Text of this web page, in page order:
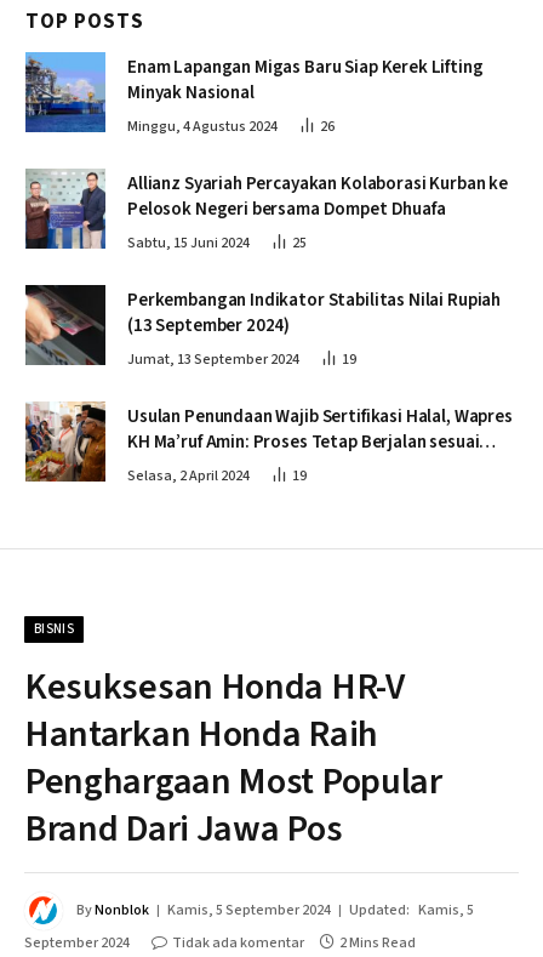
TOP POSTS
Enam Lapangan Migas Baru Siap Kerek Lifting
Minyak Nasional
Minggu, 4 Agustus 2024 26
Allianz Syariah Percayakan Kolaborasi Kurban ke
Pelosok Negeri bersama Dompet Dhuafa
Sabtu, 15 Juni 2024 25
Perkembangan Indikator Stabilitas Nilai Rupiah
(13 September 2024)
Jumat, 13 September 2024 19
Usulan Penundaan Wajib Sertifikasi Halal, Wapres
KH Ma’ruf Amin: Proses Tetap Berjalan sesuai
Penahapan
Selasa, 2 April 2024 19
BISNIS
Kesuksesan Honda HR-V
Hantarkan Honda Raih
Penghargaan Most Popular
Brand Dari Jawa Pos
ByNonblok Kamis, 5 September 2024 Updated: Kamis, 5
September 2024
Tidak ada komentar 2 Mins Read